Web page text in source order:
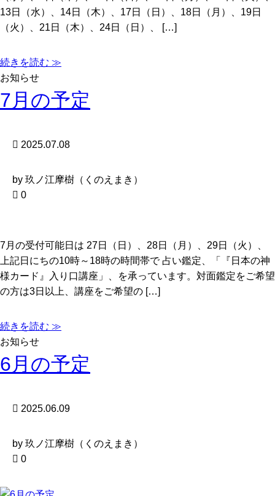
13日（水）、14日（木）、17日（日）、18日（月）、19日
（火）、21日（木）、24日（日）、 […]
続きを読む ≫
お知らせ
7月の予定
2025.07.08
by 玖ノ江摩樹（くのえまき）
0
7月の受付可能日は 27日（日）、28日（月）、29日（火）、
上記日にちの10時～18時の時間帯で 占い鑑定、「『日本の神
様カード』入り口講座」、を承っています。対面鑑定をご希望
の方は3日以上、講座をご希望の […]
続きを読む ≫
お知らせ
6月の予定
2025.06.09
by 玖ノ江摩樹（くのえまき）
0